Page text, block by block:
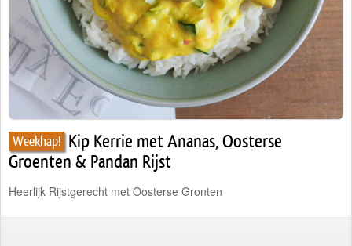
Nieuwsbrief
Weekhap! Kip Kerrie met Ananas, Oosterse
Groenten & Pandan Rijst
Heerlijk Rijstgerecht met Oosterse Gronten